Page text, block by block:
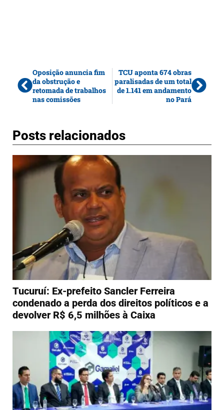
Oposição anuncia fim
da obstrução e
retomada de trabalhos
nas comissões
TCU aponta 674 obras
paralisadas de um total
de 1.141 em andamento
no Pará
Posts relacionados
Tucuruí: Ex-prefeito Sancler Ferreira
condenado a perda dos direitos políticos e a
devolver R$ 6,5 milhões à Caixa